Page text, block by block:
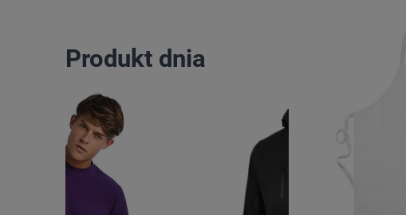
Produkt dnia